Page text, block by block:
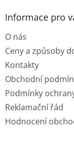
Informace pro
O nás
Ceny a způsoby
Kontakty
Obchodní
Podmínky
Reklamační řád
Hodnocení